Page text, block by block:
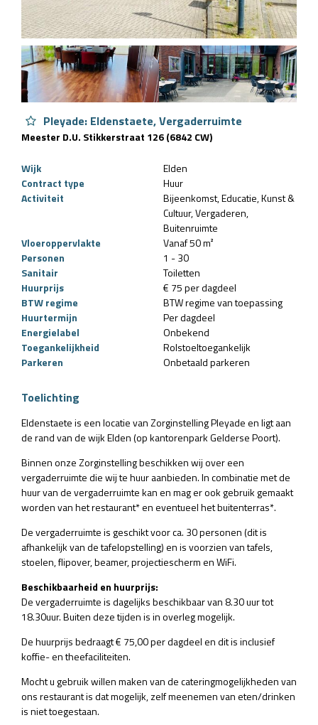
Pleyade: Eldenstaete, Vergaderruimte
Meester D.U. Stikkerstraat 126 (6842 CW)
Wijk
Elden
Contract type
Huur
Activiteit
Bijeenkomst Educatie Kunst &
Cultuur Vergaderen
Buitenruimte
Vloeroppervlakte
Vanaf 50 m²
Personen
1 - 30
Sanitair
Toiletten
Huurprijs
€ 75 per dagdeel
BTW regime
BTW regime van toepassing
Huurtermijn
Per dagdeel
Energielabel
Onbekend
Toegankelijkheid
Rolstoeltoegankelijk
Parkeren
Onbetaald parkeren
Toelichting
Eldenstaete is een locatie van Zorginstelling Pleyade en ligt aan
de rand van de wijk Elden (op kantorenpark Gelderse Poort).
Binnen onze Zorginstelling beschikken wij over een
vergaderruimte die wij te huur aanbieden. In combinatie met de
huur van de vergaderruimte kan en mag er ook gebruik gemaakt
worden van het restaurant* en eventueel het buitenterras*.
De vergaderruimte is geschikt voor ca. 30 personen (dit is
afhankelijk van de tafelopstelling) en is voorzien van tafels,
stoelen, flipover, beamer, projectiescherm en WiFi.
Beschikbaarheid en huurprijs:
De vergaderruimte is dagelijks beschikbaar van 8.30 uur tot
18.30uur. Buiten deze tijden is in overleg mogelijk.
De huurprijs bedraagt € 75,00 per dagdeel en dit is inclusief
koffie- en theefaciliteiten.
Mocht u gebruik willen maken van de cateringmogelijkheden van
ons restaurant is dat mogelijk, zelf meenemen van eten/drinken
is niet toegestaan.